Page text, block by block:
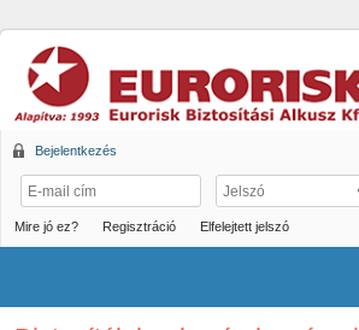
Bejelentkezés
Mire jó ez? Regisztráció Elfelejtett jelszó